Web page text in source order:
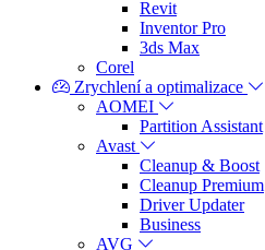
Revit
Inventor Pro
3ds Max
Corel
Zrychlení a optimalizace
AOMEI
Partition Assistant
Avast
Cleanup & Boost
Cleanup Premium
Driver Updater
Business
AVG